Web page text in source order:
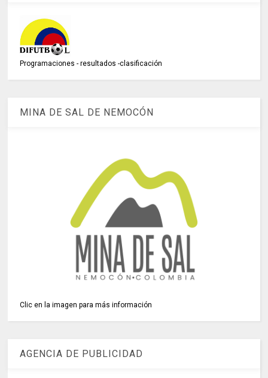
Programaciones - resultados -clasificación
MINA DE SAL DE NEMOCÓN
Clic en la imagen para más información
AGENCIA DE PUBLICIDAD